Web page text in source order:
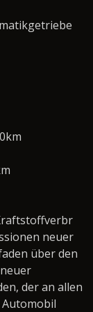
neuer
über den
der an allen